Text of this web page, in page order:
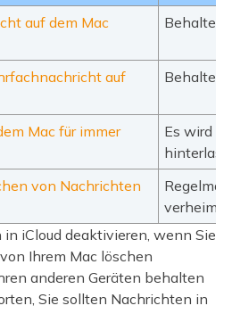
auf dem Mac
Behalten
auf
Behalten
Mac für immer
Es wird
von Nachrichten
iCloud deaktivieren, wenn Sie
Ihrem Mac löschen
anderen Geräten behalten
Sie sollten Nachrichten in